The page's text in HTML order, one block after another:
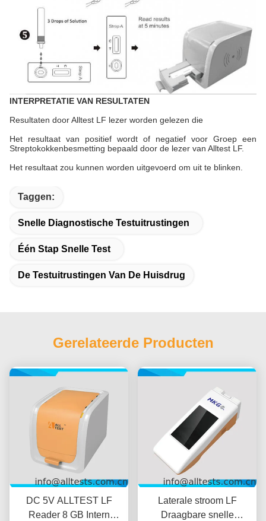
INTERPRETATIE VAN RESULTATEN
Resultaten door Alltest LF lezer worden gelezen die
Het resultaat van positief wordt of negatief voor Groep een
Streptokokkenbesmetting bepaald door de lezer van Alltest LF.
Het resultaat zou kunnen worden uitgevoerd om uit te blinken.
Taggen:
Snelle Diagnostische Testuitrustingen
Één Stap Snelle Test
De Testuitrustingen Van De Huisdrug
Gerelateerde Producten
DC 5V ALLTEST LF
Reader 8 GB Intern
Laterale stroom LF
Draagbare snelle